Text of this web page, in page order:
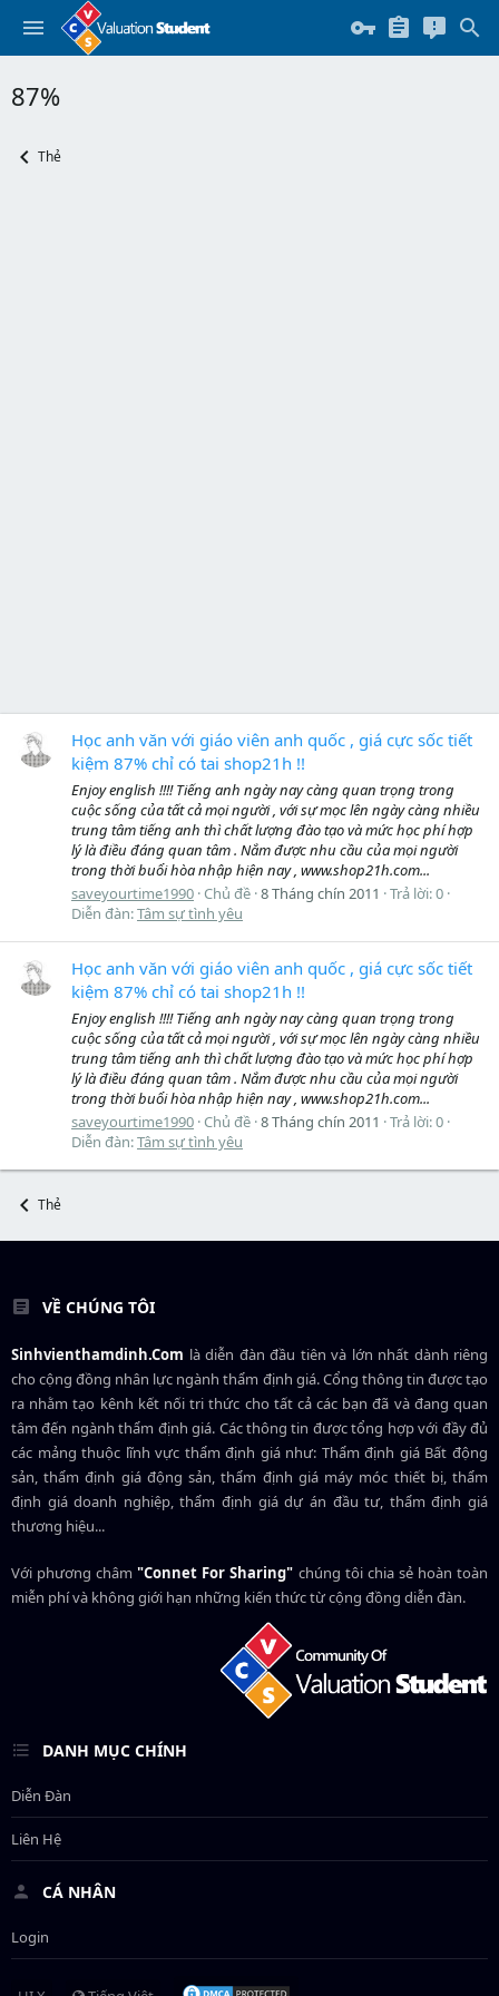
87%
Thẻ
Học anh văn với giáo viên anh quốc , giá cực sốc tiết
kiệm 87% chỉ có tai shop21h !!
Enjoy english !!!! Tiếng anh ngày nay càng quan trọng trong
cuộc sống của tất cả mọi người , với sự mọc lên ngày càng nhiều
trung tâm tiếng anh thì chất lượng đào tạo và mức học phí hợp
lý là điều đáng quan tâm . Nắm được nhu cầu của mọi người
trong thời buổi hòa nhập hiện nay , www.shop21h.com...
saveyourtime1990 Chủ đề 8 Tháng chín 2011
Trả lời: 0
Diễn đàn:Tâm sự tình yêu
Học anh văn với giáo viên anh quốc , giá cực sốc tiết
kiệm 87% chỉ có tai shop21h !!
Enjoy english !!!! Tiếng anh ngày nay càng quan trọng trong
cuộc sống của tất cả mọi người , với sự mọc lên ngày càng nhiều
trung tâm tiếng anh thì chất lượng đào tạo và mức học phí hợp
lý là điều đáng quan tâm . Nắm được nhu cầu của mọi người
trong thời buổi hòa nhập hiện nay , www.shop21h.com...
saveyourtime1990 Chủ đề 8 Tháng chín 2011
Trả lời: 0
Diễn đàn:Tâm sự tình yêu
Thẻ
VỀ CHÚNG TÔI
Sinhvienthamdinh.Com là diễn đàn đầu tiên và lớn nhất dành riêng
cho cộng đồng nhân lực ngànhthẩm định giá. Cổng thông tin được tạo
ra nhằm tạo kênh kết nối tri thức cho tất cả các bạn đã và đang quan
tâm đến ngành thẩm định giá. Các thông tin được tổng hợp với đầy đủ
các mảng thuộc lĩnh vực thẩm định giá như: Thẩm định giá Bất động
sản, thẩm định giá động sản, thẩm định giá máy móc thiết bị, thẩm
định giá doanh nghiệp, thẩm định giá dự án đầu tư, thẩm định giá
thương hiệu...
Với phương châm"Connet For Sharing" chúng tôi chia sẻ hoàn toàn
miễn phí và không giới hạn những kiến thức từ cộng đồng diễn đàn.
DANH MỤC CHÍNH
Diễn Đàn
Liên Hệ
CÁ NHÂN
Login